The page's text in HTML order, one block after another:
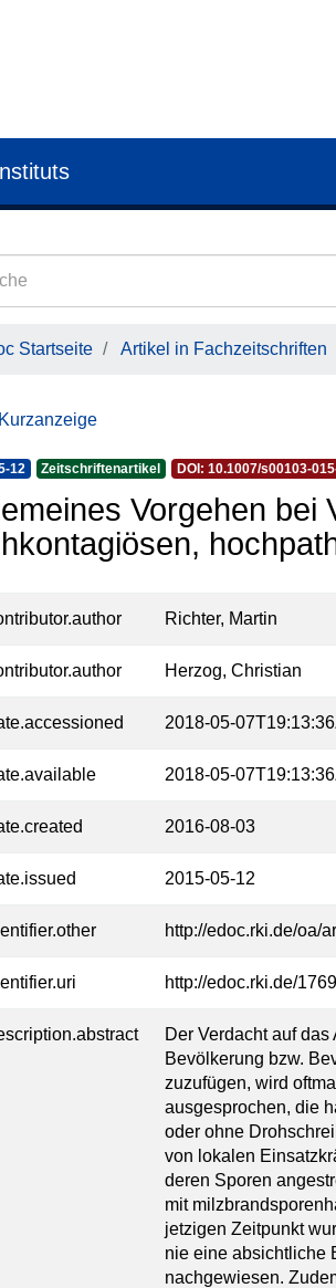
Startseite Artikel in Fachzeitschriften
12 Zeitschriftenartikel DOI: 10.1007/s00103-
Vorgehen bei
Richter, Martin
Herzog, Christian
2018-05-
2018-05-
2016-08-03
2015-05-12
http://edoc.rki.de/oa/
http://edoc.rki.de/
Der Verdacht auf
Bevölkerung bzw.
zuzufügen, wird
ausgesprochen, die
oder ohne
von lokalen
deren Sporen
mit
jetzigen Zeitpunkt
nie eine absichtliche
nachgewiesen.